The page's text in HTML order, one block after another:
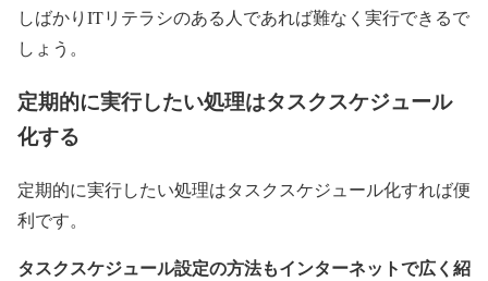
しばかりITリテラシのある人であれば難なく実行できるで
しょう。
定期的に実行したい処理はタスクスケジュール
化する
定期的に実行したい処理はタスクスケジュール化すれば便
利です。
タスクスケジュール設定の方法もインターネットで広く紹